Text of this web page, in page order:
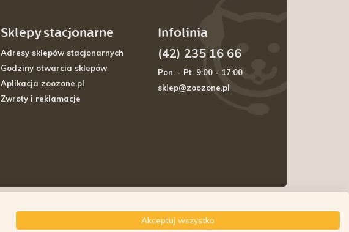
Sklepy stacjonarne
Adresy sklepów stacjonarnych
Godziny otwarcia sklepów
Aplikacja zoozone.pl
Zwroty i reklamacje
Infolinia
(42) 235 16 66
Pon. - Pt. 9:00 - 17:00
sklep@zoozone.pl
Akceptuj wszystko